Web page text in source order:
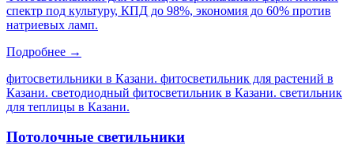
спектр под культуру, КПД до 98%, экономия до 60% против
натриевых ламп.
Подробнее →
фитосветильники в Казани. фитосветильник для растений в
Казани. светодиодный фитосветильник в Казани. светильник
для теплицы в Казани.
Потолочные светильники